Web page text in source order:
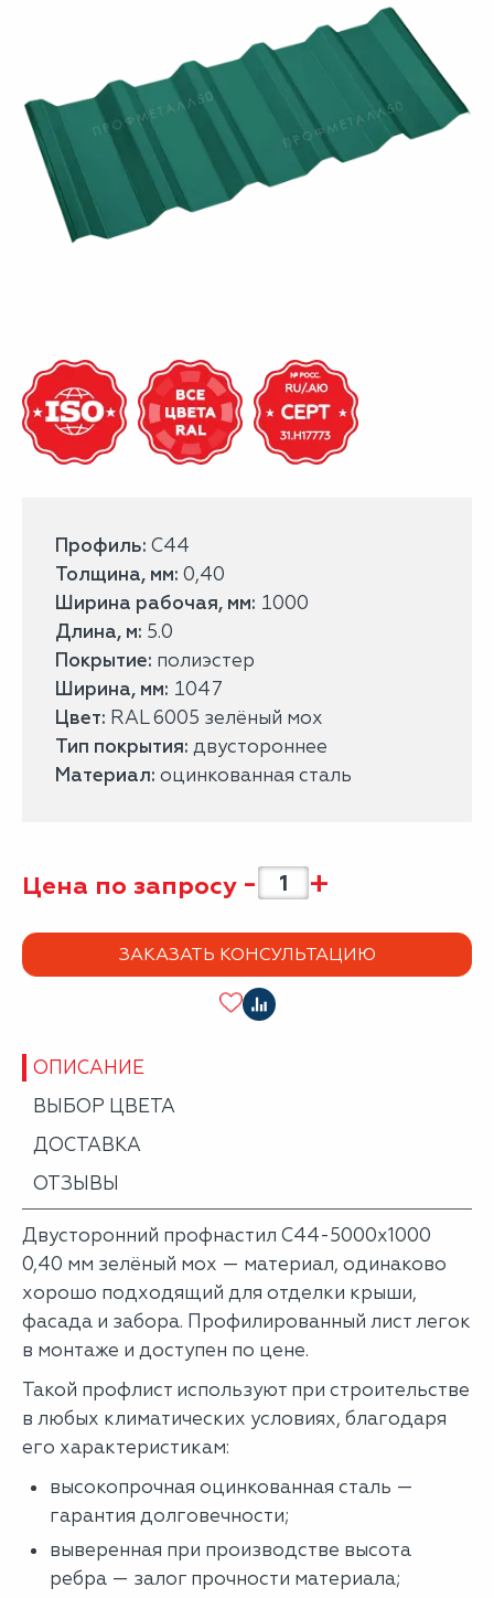
Профиль: С44
Толщина, мм: 0,40
Ширина рабочая, мм: 1000
Длина, м: 5.0
Покрытие: полиэстер
Ширина, мм: 1047
Цвет: RAL 6005 зелёный мох
Тип покрытия: двустороннее
Материал: оцинкованная сталь
Цена по запросу - +
ЗАКАЗАТЬ КОНСУЛЬТАЦИЮ
ОПИСАНИЕ
ВЫБОР ЦВЕТА
ДОСТАВКА
ОТЗЫВЫ
Двусторонний профнастил С44-5000х1000
0,40 мм зелёный мох — материал, одинаково
хорошо подходящий для отделки крыши,
фасада и забора. Профилированный лист легок
в монтаже и доступен по цене.
Такой профлист используют при строительстве
в любых климатических условиях, благодаря
его характеристикам:
высокопрочная оцинкованная сталь —
гарантия долговечности;
выверенная при производстве высота
ребра — залог прочности материала;